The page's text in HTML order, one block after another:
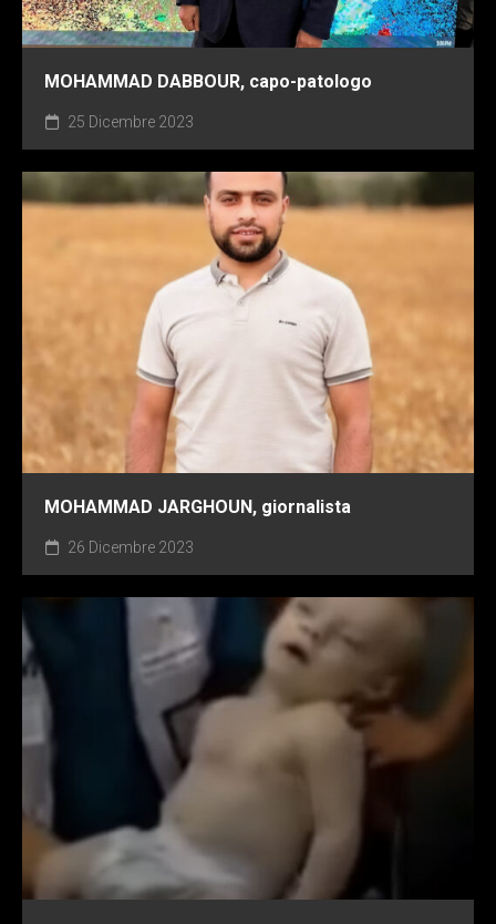
MOHAMMAD DABBOUR, capo-patologo
25 Dicembre 2023
MOHAMMAD JARGHOUN, giornalista
26 Dicembre 2023